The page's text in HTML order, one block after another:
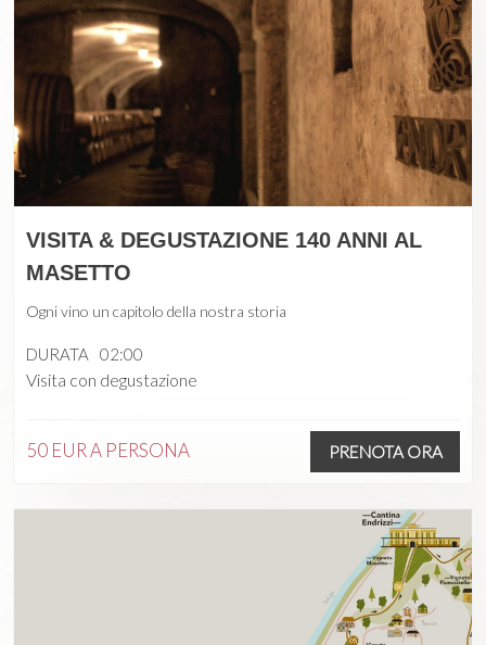
VISITA & DEGUSTAZIONE 140 ANNI AL
MASETTO
Visita con degustazione
Ogni vino un capitolo della nostra storia
DURATA 02:00
50 EURA PERSONA PRENOTA ORA